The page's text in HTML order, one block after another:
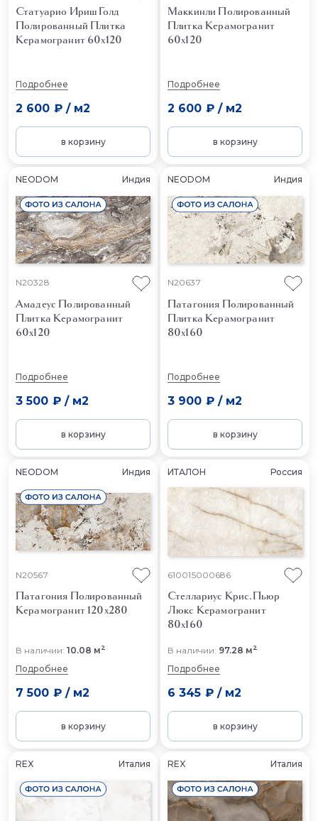
Статуарио Ириш Голд
Полированный Плитка
Керамогранит 60x120
Подробнее
2 600 ₽/ м2
в корзину
Маккинли Полированный
Плитка Керамогранит
60x120
Подробнее
2 600 ₽/ м2
в корзину
NEODOM Индия
N20328
Амадеус Полированный
Плитка Керамогранит
60x120
Подробнее
3 500 ₽/ м2
в корзину
NEODOM Индия
N20637
Патагония Полированный
Плитка Керамогранит
80x160
Подробнее
3 900 ₽/ м2
в корзину
NEODOM Индия
N20567
Патагония Полированный
Керамогранит 120x280
В наличии: 10.08 м2
Подробнее
7 500 ₽/ м2
в корзину
ИТАЛОН Россия
610015000686
Стеллариус Крис.Пьюр
Люкс Керамогранит
80x160
В наличии: 97.28 м2
Подробнее
6 345 ₽/ м2
в корзину
REX Италия REX Италия